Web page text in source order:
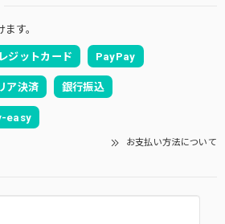
す。
ジットカード PayPay
ア決済 銀行振込
easy
お支払い方法について